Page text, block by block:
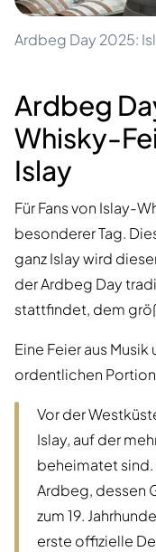
Ardbeg Day 2025:
Ardbeg
Whisky-
Islay
Für Fans von Islay-
besonderer Tag.
ganz Islay wird
der Ardbeg Day
stattfindet, dem
Eine Feier aus
ordentlichen
Vor der
Islay, auf der
beheimatet sind.
Ardbeg, dessen
zum 19.
erste offizielle